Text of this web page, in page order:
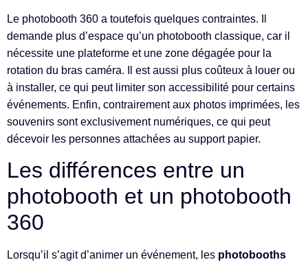
Le photobooth 360 a toutefois quelques contraintes. Il
demande plus d’espace qu’un photobooth classique, car il
nécessite une plateforme et une zone dégagée pour la
rotation du bras caméra. Il est aussi plus coûteux à louer ou
à installer, ce qui peut limiter son accessibilité pour certains
événements. Enfin, contrairement aux photos imprimées, les
souvenirs sont exclusivement numériques, ce qui peut
décevoir les personnes attachées au support papier.
Les différences entre un
photobooth et un photobooth
360
Lorsqu’il s’agit d’animer un événement, les photobooths